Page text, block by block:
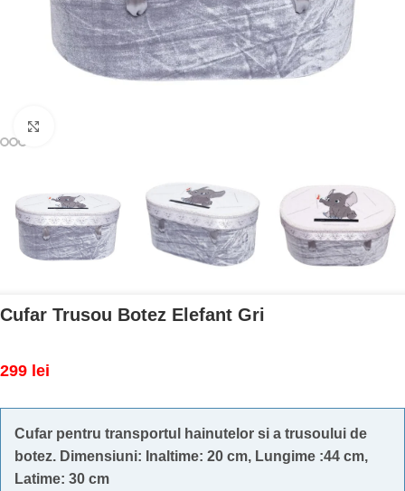
Cufar Trusou Botez Elefant Gri
299 lei
Cufar pentru transportul hainutelor si a trusoului de
botez. Dimensiuni: Inaltime: 20 cm, Lungime :44 cm,
Latime: 30 cm